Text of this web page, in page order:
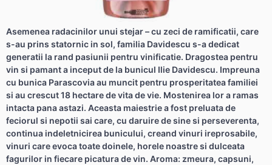
Asemenea radacinilor unui stejar – cu zeci de ramificatii, care
s-au prins statornic in sol, familia Davidescu s-a dedicat
generatii la rand pasiunii pentru vinificatie. Dragostea pentru
vin si pamant a inceput de la bunicul Ilie Davidescu. Impreuna
cu bunica Parascovia au muncit pentru prosperitatea familiei
si au crescut 18 hectare de vita de vie. Mostenirea lor a ramas
intacta pana astazi. Aceasta maiestrie a fost preluata de
feciorul si nepotii sai care, cu daruire de sine si perseverenta,
continua indeletnicirea bunicului, creand vinuri ireprosabile,
vinuri care evoca toate doinele, horele noastre si dulceata
fagurilor in fiecare picatura de vin. Aroma: zmeura, capsuni,